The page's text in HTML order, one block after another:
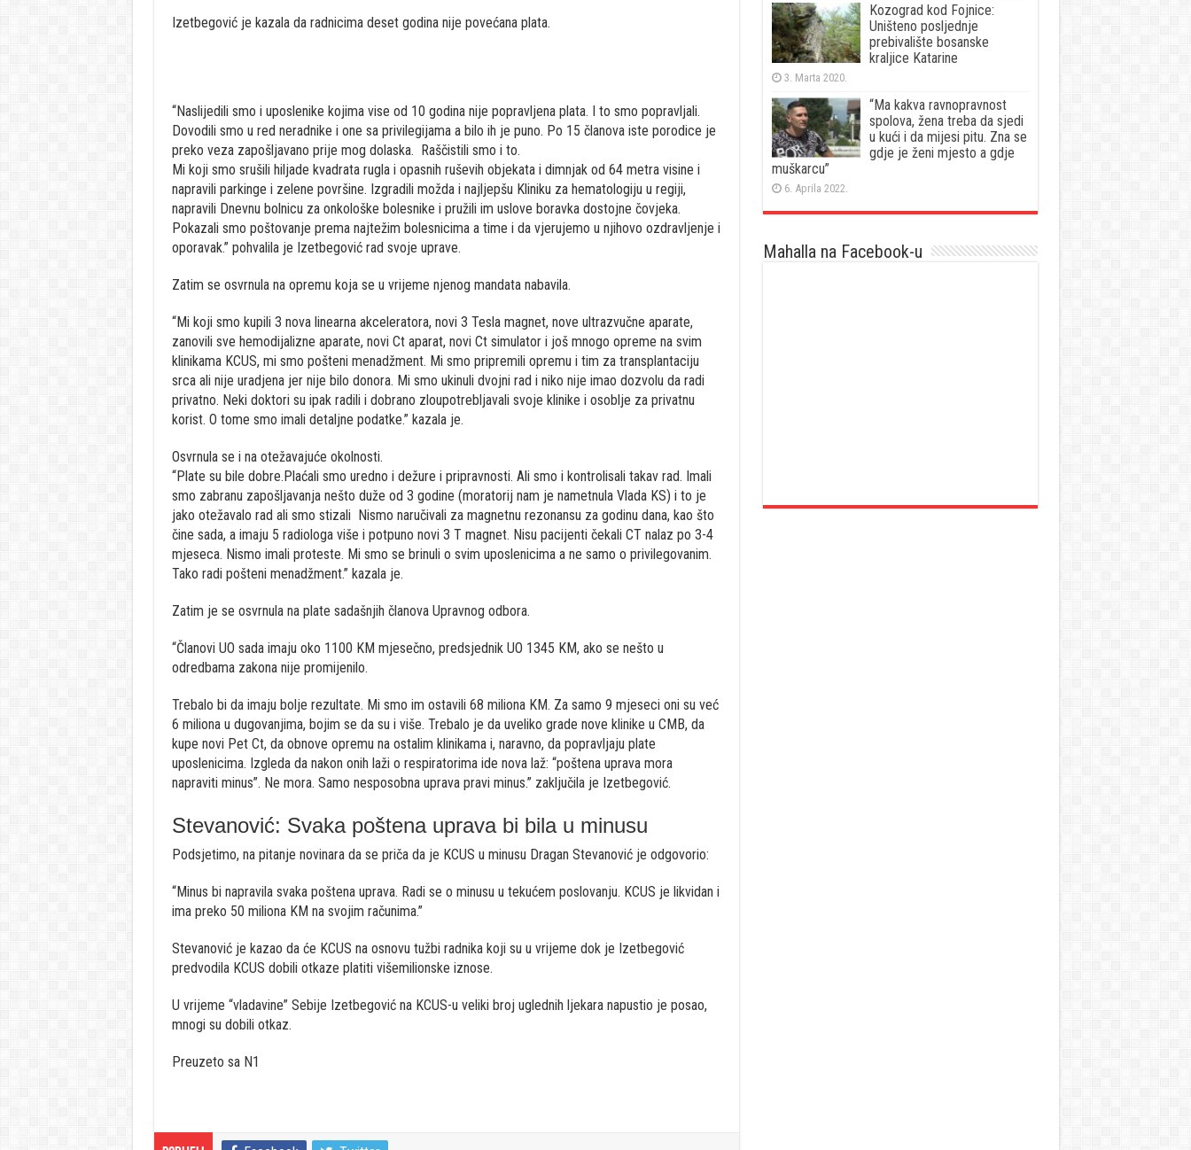
Izetbegović je kazala da radnicima deset godina nije povećana plata.
“Naslijedili smo i uposlenike kojima vise od 10 godina nije popravljena plata. I to smo popravljali.
Dovodili smo u red neradnike i one sa privilegijama a bilo ih je puno. Po 15 članova iste porodice je
preko veza zapošljavano prije mog dolaska. Raščistili smo i to.
Mi koji smo srušili hiljade kvadrata rugla i opasnih ruševih objekata i dimnjak od 64 metra visine i
napravili parkinge i zelene površine. Izgradili možda i najljepšu Kliniku za hematologiju u regiji,
napravili Dnevnu bolnicu za onkološke bolesnike i pružili im uslove boravka dostojne čovjeka.
Pokazali smo poštovanje prema najtežim bolesnicima a time i da vjerujemo u njihovo ozdravljenje i
oporavak.” pohvalila je Izetbegović rad svoje uprave.
Zatim se osvrnula na opremu koja se u vrijeme njenog mandata nabavila.
“Mi koji smo kupili 3 nova linearna akceleratora, novi 3 Tesla magnet, nove ultrazvučne aparate,
zanovili sve hemodijalizne aparate, novi Ct aparat, novi Ct simulator i još mnogo opreme na svim
klinikama KCUS, mi smo pošteni menadžment. Mi smo pripremili opremu i tim za transplantaciju
srca ali nije uradjena jer nije bilo donora. Mi smo ukinuli dvojni rad i niko nije imao dozvolu da radi
privatno. Neki doktori su ipak radili i dobrano zloupotrebljavali svoje klinike i osoblje za privatnu
korist. O tome smo imali detaljne podatke.” kazala je.
Osvrnula se i na otežavajuće okolnosti.
“Plate su bile dobre.Plaćali smo uredno i dežure i pripravnosti. Ali smo i kontrolisali takav rad. Imali
smo zabranu zapošljavanja nešto duže od 3 godine (moratorij nam je nametnula Vlada KS) i to je
jako otežavalo rad ali smo stizali Nismo naručivali za magnetnu rezonansu za godinu dana, kao što
čine sada, a imaju 5 radiologa više i potpuno novi 3 T magnet. Nisu pacijenti čekali CT nalaz po 3-4
mjeseca. Nismo imali proteste. Mi smo se brinuli o svim uposlenicima a ne samo o privilegovanim.
Tako radi pošteni menadžment.” kazala je.
Zatim je se osvrnula na plate sadašnjih članova Upravnog odbora.
“Članovi UO sada imaju oko 1100 KM mjesečno, predsjednik UO 1345 KM, ako se nešto u
odredbama zakona nije promijenilo.
Trebalo bi da imaju bolje rezultate. Mi smo im ostavili 68 miliona KM. Za samo 9 mjeseci oni su već
6 miliona u dugovanjima, bojim se da su i više. Trebalo je da uveliko grade nove klinike u CMB, da
kupe novi Pet Ct, da obnove opremu na ostalim klinikama i, naravno, da popravljaju plate
uposlenicima. Izgleda da nakon onih laži o respiratorima ide nova laž: “poštena uprava mora
napraviti minus”. Ne mora. Samo nesposobna uprava pravi minus.” zaključila je Izetbegović.
Stevanović: Svaka poštena uprava bi bila u minusu
Podsjetimo, na pitanje novinara da se priča da je KCUS u minusu Dragan Stevanović je odgovorio:
“Minus bi napravila svaka poštena uprava. Radi se o minusu u tekućem poslovanju. KCUS je likvidan i
ima preko 50 miliona KM na svojim računima.”
Stevanović je kazao da će KCUS na osnovu tužbi radnika koji su u vrijeme dok je Izetbegović
predvodila KCUS dobili otkaze platiti višemilionske iznose.
U vrijeme “vladavine” Sebije Izetbegović na KCUS-u veliki broj uglednih ljekara napustio je posao,
mnogi su dobili otkaz.
Preuzeto sa N1
Kozograd kod Fojnice:
Uništeno posljednje
prebivalište bosanske
kraljice Katarine
3. Marta 2020.
“Ma kakva ravnopravnost
spolova, žena treba da sjedi
u kući i da mijesi pitu. Zna se
gdje je ženi mjesto a gdje
muškarcu”
6. Aprila 2022.
Mahalla na Facebook-u